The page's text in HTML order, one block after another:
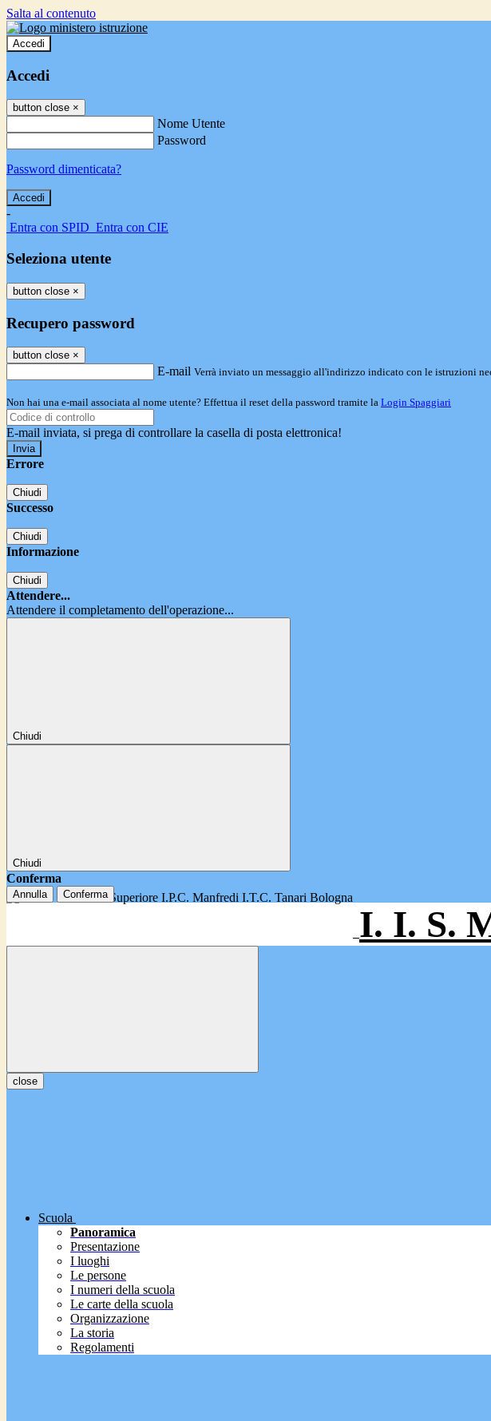
Salta al contenuto
Accedi
Accedi
button close ×
Nome Utente
Password
Password dimenticata?
-
Entra con SPID Entra con CIE
Seleziona utente
button close ×
Recupero password
button close ×
E-mail Verrà inviato un messaggio all'indirizzo indicato con le istruzioni
Non hai una e-mail associata al nome utente? Effettua il reset della password tramite la Login Spaggiari
E-mail inviata, si prega di controllare la casella di posta elettronica!
Errore
Chiudi
Successo
Chiudi
Informazione
Chiudi
Attendere...
Attendere il completamento dell'operazione...
Chiudi
Chiudi
Conferma
Annulla Conferma
I. I. S.
close
Scuola
Panoramica
Presentazione
I luoghi
Le persone
I numeri della scuola
Le carte della scuola
Organizzazione
La storia
Regolamenti